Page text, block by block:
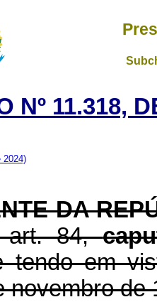
Nº 11.318,
2024)
DA
art. 84,
tendo em
novembro de